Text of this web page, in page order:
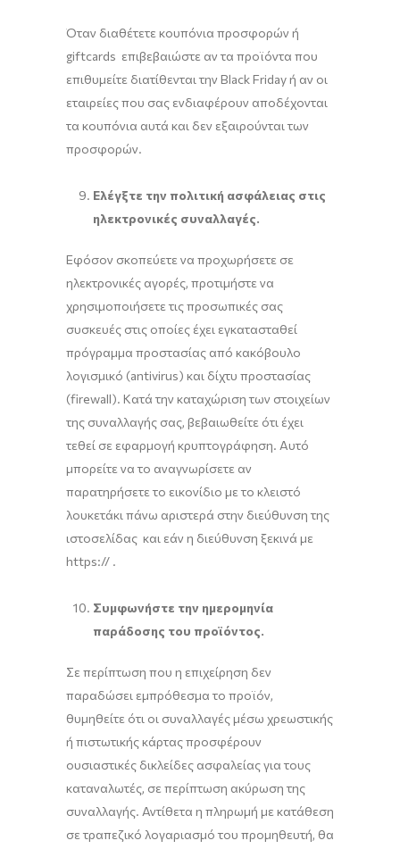
Όταν διαθέτετε κουπόνια προσφορών ή
giftcards επιβεβαιώστε αν τα προϊόντα που
επιθυμείτε διατίθενται την Black Friday ή αν οι
εταιρείες που σας ενδιαφέρουν αποδέχονται
τα κουπόνια αυτά και δεν εξαιρούνται των
προσφορών.
Ελέγξτε την πολιτική ασφάλειας στις
ηλεκτρονικές συναλλαγές.
Εφόσον σκοπεύετε να προχωρήσετε σε
ηλεκτρονικές αγορές, προτιμήστε να
χρησιμοποιήσετε τις προσωπικές σας
συσκευές στις οποίες έχει εγκατασταθεί
πρόγραμμα προστασίας από κακόβουλο
λογισμικό (antivirus) και δίχτυ προστασίας
(firewall). Κατά την καταχώριση των στοιχείων
της συναλλαγής σας, βεβαιωθείτε ότι έχει
τεθεί σε εφαρμογή κρυπτογράφηση. Αυτό
μπορείτε να το αναγνωρίσετε αν
παρατηρήσετε το εικονίδιο με το κλειστό
λουκετάκι πάνω αριστερά στην διεύθυνση της
ιστοσελίδας και εάν η διεύθυνση ξεκινά με
https:// .
Συμφωνήστε την ημερομηνία
παράδοσης του προϊόντος.
Σε περίπτωση που η επιχείρηση δεν
παραδώσει εμπρόθεσμα το προϊόν,
θυμηθείτε ότι οι συναλλαγές μέσω χρεωστικής
ή πιστωτικής κάρτας προσφέρουν
ουσιαστικές δικλείδες ασφαλείας για τους
καταναλωτές, σε περίπτωση ακύρωση της
συναλλαγής. Αντίθετα η πληρωμή με κατάθεση
σε τραπεζικό λογαριασμό του προμηθευτή, θα